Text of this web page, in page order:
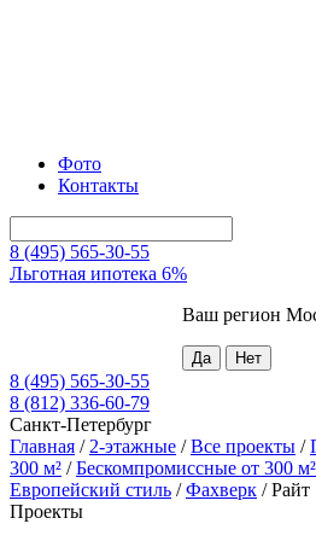
Фото
Контакты
8 (495) 565-30-55
Льготная ипотека 6%
Ваш регион
8 (495) 565-30-55
8 (812) 336-60-79
Санкт-Петербург
Главная / 2-этажные /Все проекты /
300 м² /Бескомпромиссные от 300 м²
Европейский стиль /Фахверк /Райт
Проекты